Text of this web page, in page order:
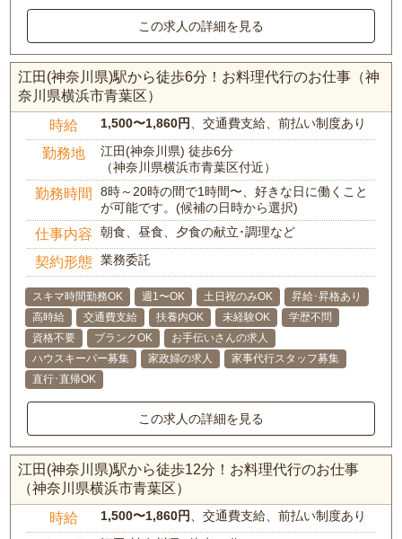
この求人の詳細を見る
江田(神奈川県)駅から徒歩6分！お料理代行のお仕事（神
奈川県横浜市青葉区）
時給 1,500〜1,860円 、交通費支給、前払い制度あり
勤務地
江田(神奈川県) 徒歩6分
（神奈川県横浜市青葉区付近）
勤務時間
8時～20時の間で1時間〜、好きな日に働くこと
が可能です。(候補の日時から選択)
仕事内容 朝食、昼食、夕食の献立･調理など
契約形態 業務委託
スキマ時間勤務OK 週1〜OK 土日祝のみOK
昇給･昇格あり
高時給
交通費支給 扶養内OK 未経験OK
学歴不問
資格不要
ブランクOK
お手伝いさんの求人
ハウスキーパー募集
家政婦の求人
家事代行スタッフ募集
直行･直帰OK
この求人の詳細を見る
江田(神奈川県)駅から徒歩12分！お料理代行のお仕事
（神奈川県横浜市青葉区）
時給 1,500〜1,860円 、交通費支給、前払い制度あり